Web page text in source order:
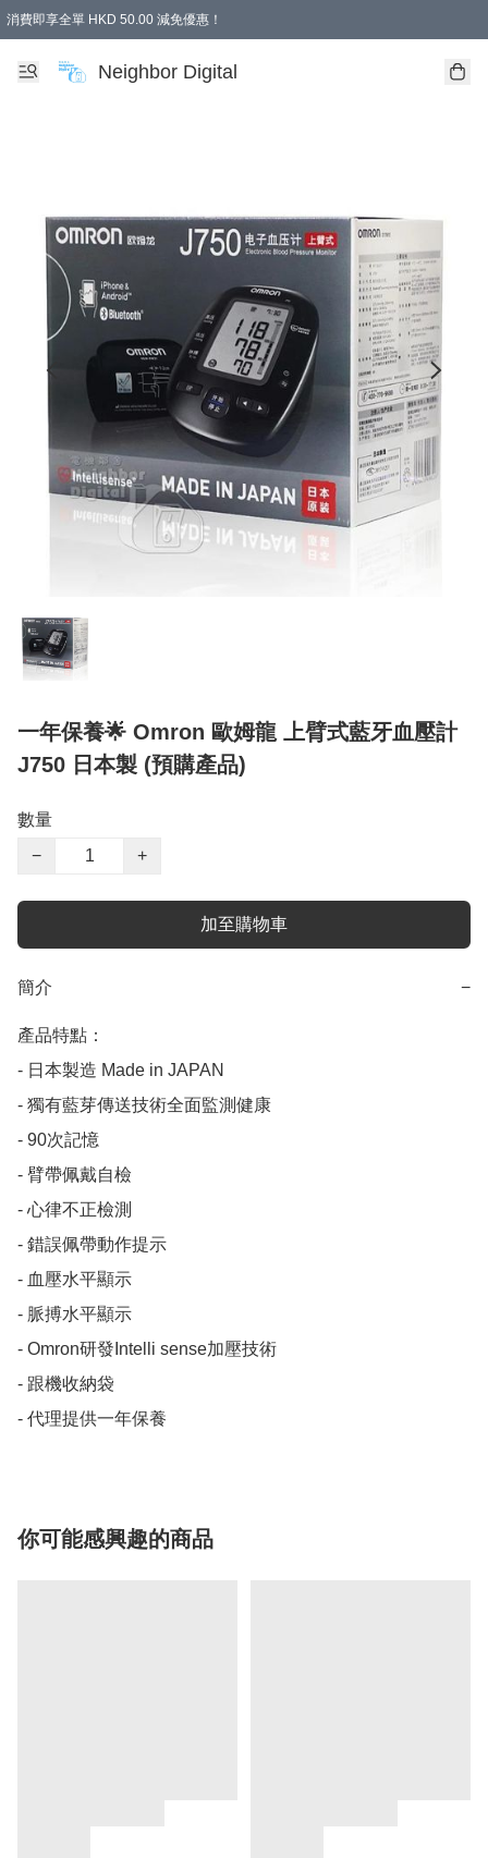
消費即享全單 HKD 50.00 減免優惠！
Neighbor Digital
一年保養🌟 Omron 歐姆龍 上臂式藍牙血壓計
J750 日本製 (預購產品)
數量
−
+
加至購物車
簡介 −
產品特點：
- 日本製造 Made in JAPAN
- 獨有藍芽傳送技術全面監測健康
- 90次記憶
- 臂帶佩戴自檢
- 心律不正檢測
- 錯誤佩帶動作提示
- 血壓水平顯示
- 脈搏水平顯示
- Omron研發Intelli sense加壓技術
- 跟機收納袋
- 代理提供一年保養
你可能感興趣的商品